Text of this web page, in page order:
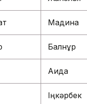
Мадина
Балнұр
Аида
Іңкәрбек